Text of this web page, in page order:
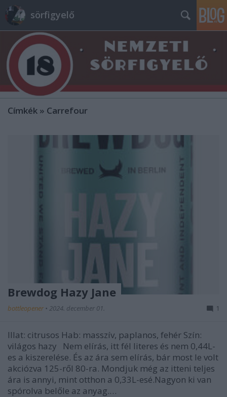
sörfigyelő
Címkék » Carrefour
Brewdog Hazy Jane
bottleopener • 2024. december 01. 1
Illat: citrusos Hab: masszív, paplanos, fehér Szín:
világos hazy Nem elírás, itt fél literes és nem 0,44L-
es a kiszerelése. És az ára sem elírás, bár most le volt
akciózva 125-ről 80-ra. Mondjuk még az itteni teljes
ára is annyi, mint otthon a 0,33L-esé.Nagyon ki van
spórolva belőle az anyag.…